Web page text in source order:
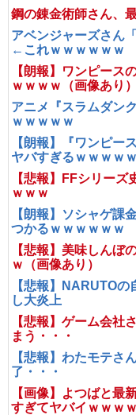
鋼の錬金術師さん、
アベンジャーズさん
←これｗｗｗｗｗｗ
【朗報】ワンピース
ｗｗｗｗ（画像あり）
アニメ『スラムダン
ｗｗｗｗｗ
【朗報】『ワンピー
ヤバすぎるｗｗｗｗ
【悲報】FFシリー
ｗｗｗ
【朗報】ソシャゲ課
つかるｗｗｗｗｗｗ
【悲報】美味しんぼ
ｗ（画像あり）
【悲報】NARUTO
し大炎上
【悲報】ゲーム会社
まう・・・
【悲報】わたモテさ
了・・・
【画像】よつばと最
すぎてヤバイｗｗｗ